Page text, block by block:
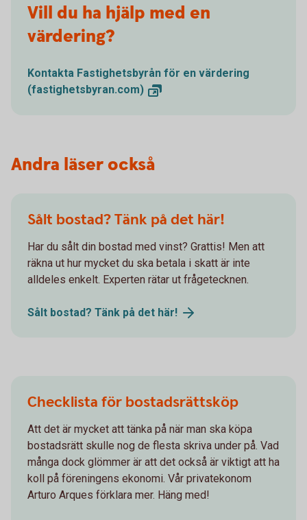
Vill du ha hjälp med en
värdering?
Kontakta Fastighetsbyrån för en värdering
(fastighetsbyran.com)
Andra läser också
Sålt bostad? Tänk på det här!
Har du sålt din bostad med vinst? Grattis! Men att
räkna ut hur mycket du ska betala i skatt är inte
alldeles enkelt. Experten rätar ut frågetecknen.
Sålt bostad? Tänk på det här!
Checklista för bostadsrättsköp
Att det är mycket att tänka på när man ska köpa
bostadsrätt skulle nog de flesta skriva under på. Vad
många dock glömmer är att det också är viktigt att ha
koll på föreningens ekonomi. Vår privatekonom
Arturo Arques förklara mer. Häng med!